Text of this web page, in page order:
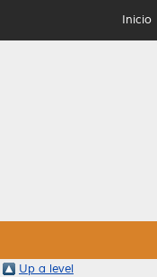
Inicio
Up a level